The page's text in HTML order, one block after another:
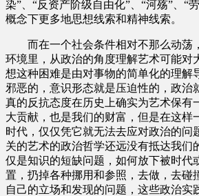
染”、“反资产阶级自由化”、“河殇”、“
概念下更多地思想线索和精神线索。
而在一个社会条件相对不那么动荡
环境里，从政治的角度理解艺术可能对
想这种困难是由对事物的简单化的理解
邪恶的，意识形态就是压迫性的，政治
真的反抗态度在历史上确实为艺术保有
大贡献，也是我们的财富，但是在这样
时代，仅仅凭它就无法去应对政治的问
关的艺术的政治哲学还远没有抵达我们
仅是知识的短缺问题，如何放下被时代
置，扔掉各种挪用和参照，去做，去碰
自己的立场和发现的问题，这些政治实